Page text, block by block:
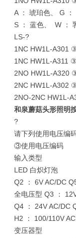
A ： 琥珀色、 G
S ： 蓝色、 W ：
LS-?
1NC HW1L-
1NC HW1L-A311
2NO HW1L-A320
2NC HW1L-A302
2NO-2NC HW1L-
和泉蘑菇头形照明
?
请下列使用电压编
③使用电压编码
输入类型
LED 白炽灯泡
Q2 ： 6V AC/DC
全电压型 Q3 ：
Q4 ： 24V AC/DC
H2 ： 100/110V
变压器型